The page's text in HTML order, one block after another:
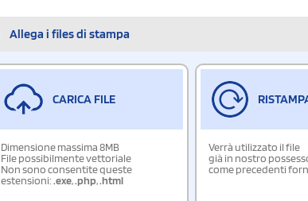
Allega i files di stampa
CARICA FILE
Dimensione massima 8MB
File possibilmente vettoriale
Non sono consentite queste
estensioni:.exe,.php,.html
Verrà utilizzato il file
già in nostro
come precedenti